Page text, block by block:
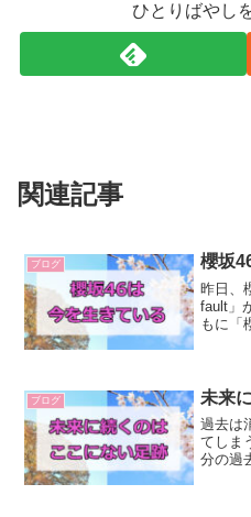
ひとりばやし
関連記事
ブログ 櫻坂
昨日、
fault」
もに「
ブログ 未来
過去は
てしま
分の過